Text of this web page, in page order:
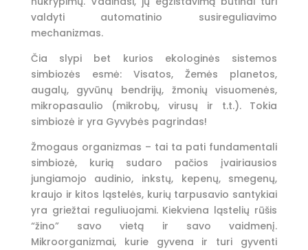
valdyti automatinio susireguliavimo
mechanizmas.
Čia slypi bet kurios ekologinės sistemos
simbiozės esmė: Visatos, Žemės planetos,
augalų, gyvūnų bendrijų, žmonių visuomenės,
mikropasaulio (mikrobų, virusų ir t.t.). Tokia
simbiozė ir yra Gyvybės pagrindas!
Žmogaus organizmas – tai ta pati fundamentali
simbiozė, kurią sudaro pačios įvairiausios
jungiamojo audinio, inkstų, kepenų, smegenų,
kraujo ir kitos ląstelės, kurių tarpusavio santykiai
yra griežtai reguliuojami. Kiekviena ląstelių rūšis
“žino” savo vietą ir savo vaidmenį.
Mikroorganizmai, kurie gyvena ir turi gyventi